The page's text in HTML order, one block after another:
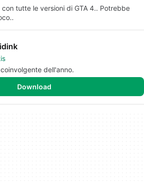
tutte le versioni di GTA 4.. Potrebbe
dell'anno.
Download